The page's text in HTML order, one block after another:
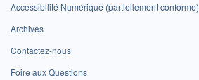
Accessibilité Numérique (partiellement conforme)
Archives
Contactez-nous
Foire aux Questions